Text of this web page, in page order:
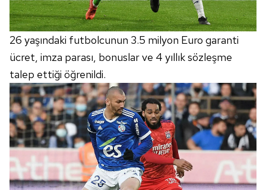
26 yaşındaki futbolcunun 3.5 milyon Euro garanti
ücret, imza parası, bonuslar ve 4 yıllık sözleşme
talep ettiği öğrenildi.